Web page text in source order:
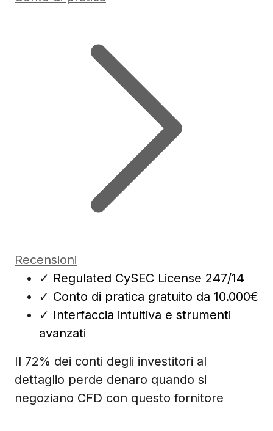
Recensioni
✓ Regulated CySEC License 247/14
✓ Conto di pratica gratuito da 10.000€
✓ Interfaccia intuitiva e strumenti
avanzati
Il 72% dei conti degli investitori al
dettaglio perde denaro quando si
negoziano CFD con questo fornitore